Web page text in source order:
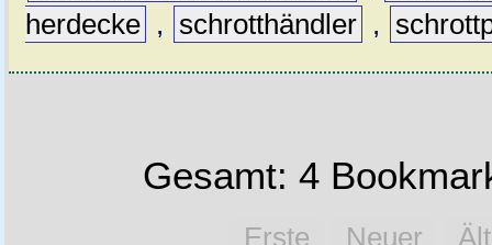
herdecke , schrotthändler ,
Gesamt: 4
Erste Neuer